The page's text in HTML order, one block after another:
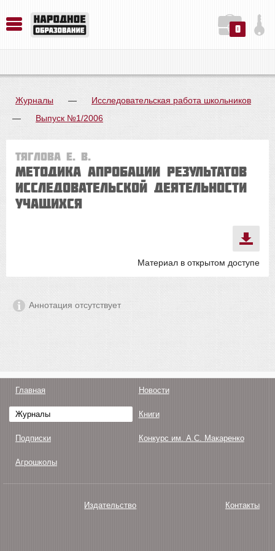
0
Журналы —
Исследовательская работа школьников
—
Выпуск №1/2006
Тяглова Е. В.
Методика апробации результатов
исследовательской деятельности
учащихся
Материал в открытом доступе
Аннотация отсутствует
Главная Новости
Журналы Книги
Подписки Конкурс им. А.С. Макаренко
Агрошколы
Издательство Контакты